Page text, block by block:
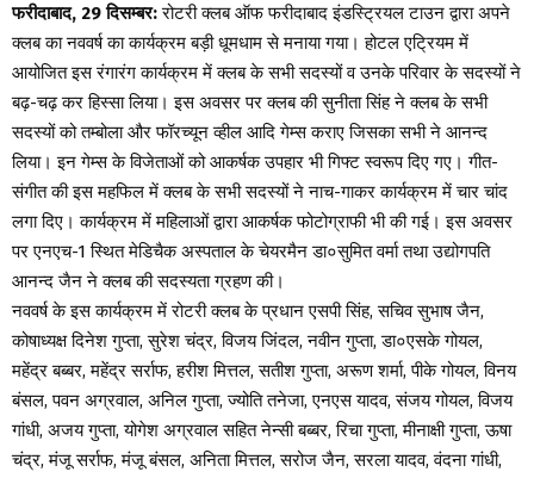
फरीदाबाद, 29 दिसम्बर:रोटरी क्लब ऑफ फरीदाबाद इंडस्ट्रियल टाउन द्वारा अपने
क्लब का नववर्ष का कार्यक्रम बड़ी धूमधाम से मनाया गया। होटल एट्रियम में
आयोजित इस रंगारंग कार्यक्रम में क्लब के सभी सदस्यों व उनके परिवार के सदस्यों ने
बढ़-चढ़ कर हिस्सा लिया। इस अवसर पर क्लब की सुनीता सिंह ने क्लब के सभी
सदस्यों को तम्बोला और फॉरच्यून व्हील आदि गेम्स कराए जिसका सभी ने आनन्द
लिया। इन गेम्स के विजेताओं को आकर्षक उपहार भी गिफ्ट स्वरूप दिए गए। गीत-
संगीत की इस महफिल में क्लब के सभी सदस्यों ने नाच-गाकर कार्यक्रम में चार चांद
लगा दिए। कार्यक्रम में महिलाओं द्वारा आकर्षक फोटोग्राफी भी की गई। इस अवसर
पर एनएच-1 स्थित मेडिचैक अस्पताल के चेयरमैन डा०सुमित वर्मा तथा उद्योगपति
आनन्द जैन ने क्लब की सदस्यता ग्रहण की।
नववर्ष के इस कार्यक्रम में रोटरी क्लब के प्रधान एसपी सिंह, सचिव सुभाष जैन,
कोषाध्यक्ष दिनेश गुप्ता, सुरेश चंद्र, विजय जिंदल, नवीन गुप्ता, डा०एसके गोयल,
महेंद्र बब्बर, महेंद्र सर्राफ, हरीश मित्तल, सतीश गुप्ता, अरूण शर्मा, पीके गोयल, विनय
बंसल, पवन अग्रवाल, अनिल गुप्ता, ज्योति तनेजा, एनएस यादव, संजय गोयल, विजय
गांधी, अजय गुप्ता, योगेश अग्रवाल सहित नेन्सी बब्बर, रिचा गुप्ता, मीनाक्षी गुप्ता, ऊषा
चंद्र, मंजू सर्राफ, मंजू बंसल, अनिता मित्तल, सरोज जैन, सरला यादव, वंदना गांधी,